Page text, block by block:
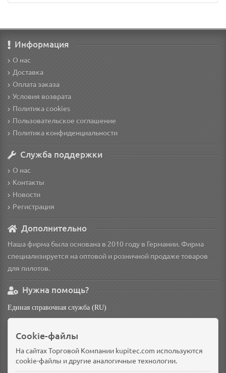
Информация
О нас
Доставка
Оплата заказа
Условия возврата
Политика cookies
Пользовательское соглашение
Политика конфиденциальности
Служба поддержки
О нас
Контакты
Новости
Регистрация
Дополнительно
Наша фирма была основана в 2010 году в Германии. Фирма
специализируется на оптовой и розничной продаже товаров
для пилотов.
Нужна помощь?
Единая справочная служба (RU)
non
Основной склад: Германия, Берлин
Доп. склад: Россия, Омск
Cookie-файлы
На сайтах Торговой Компании kupitec.com используются
cookie-файлы и другие аналогичные технологии.